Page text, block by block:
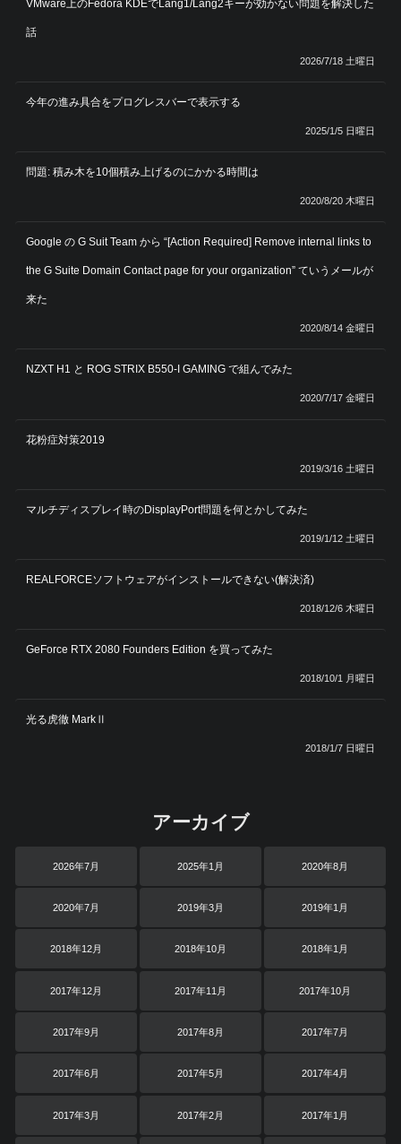
VMware上のFedora KDEでLang1/Lang2キーが効かない問題を解決した
話
2026/7/18 土曜日
今年の進み具合をプログレスバーで表示する
2025/1/5 日曜日
問題: 積み木を10個積み上げるのにかかる時間は
2020/8/20 木曜日
Google の G Suit Team から “[Action Required] Remove internal links to
the G Suite Domain Contact page for your organization” ていうメールが
来た
2020/8/14 金曜日
NZXT H1 と ROG STRIX B550-I GAMING で組んでみた
2020/7/17 金曜日
花粉症対策2019
2019/3/16 土曜日
マルチディスプレイ時のDisplayPort問題を何とかしてみた
2019/1/12 土曜日
REALFORCEソフトウェアがインストールできない(解決済)
2018/12/6 木曜日
GeForce RTX 2080 Founders Edition を買ってみた
2018/10/1 月曜日
光る虎徹 MarkⅡ
2018/1/7 日曜日
アーカイブ
2026年7月 2025年1月 2020年8月
2020年7月 2019年3月 2019年1月
2018年12月 2018年10月 2018年1月
2017年12月 2017年11月 2017年10月
2017年9月 2017年8月 2017年7月
2017年6月 2017年5月 2017年4月
2017年3月 2017年2月 2017年1月